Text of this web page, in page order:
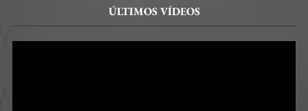
ÚLTIMOS VÍDEOS